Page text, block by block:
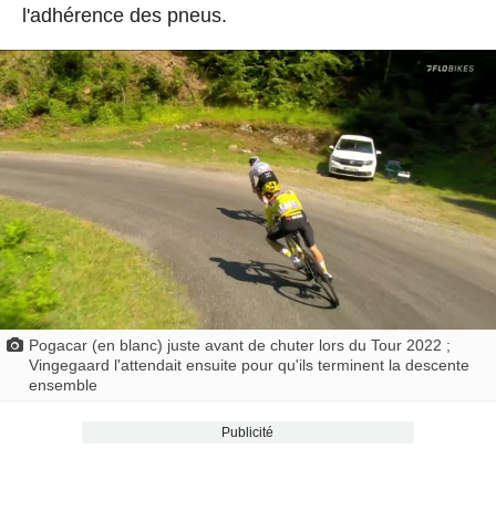
l'adhérence des pneus.
Pogacar (en blanc) juste avant de chuter lors du Tour 2022 ;
Vingegaard l'attendait ensuite pour qu'ils terminent la descente
ensemble
Publicité